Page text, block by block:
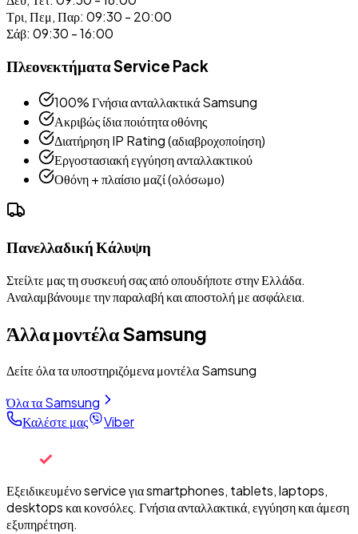
Τρι, Πεμ, Παρ: 09:30 - 20:00
Σάβ: 09:30 - 16:00
Πλεονεκτήματα Service Pack
100% Γνήσια ανταλλακτικά Samsung
Ακριβώς ίδια ποιότητα οθόνης
Διατήρηση IP Rating (αδιαβροχοποίηση)
Εργοστασιακή εγγύηση ανταλλακτικού
Οθόνη + πλαίσιο μαζί (ολόσωμο)
Πανελλαδική Κάλυψη
Στείλτε μας τη συσκευή σας από οπουδήποτε στην Ελλάδα.
Αναλαμβάνουμε την παραλαβή και αποστολή με ασφάλεια.
Άλλα μοντέλαSamsung
Δείτε όλα τα υποστηριζόμενα μοντέλαSamsung
Όλα ταSamsung
Καλέστε μας
Viber
Εξειδικευμένο service για smartphones, tablets, laptops,
desktops και κονσόλες. Γνήσια ανταλλακτικά, εγγύηση και άμεση
εξυπηρέτηση.